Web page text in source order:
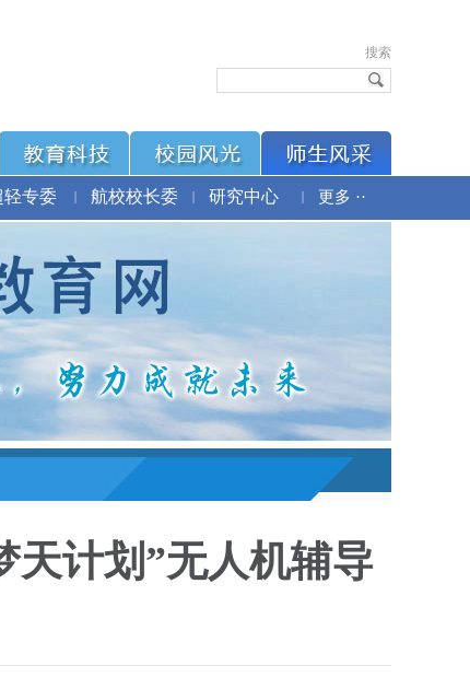
搜索
轻专委 航校校长委 研究中心 更多 ··
天计划”无人机辅导